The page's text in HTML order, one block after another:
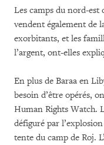
Les camps du nord-est
vendent également de
exorbitants, et les
l’argent, ont-elles
En plus de Baraa en
besoin d’être opérés,
Human Rights Watch.
défiguré par
tente du camp de Roj.